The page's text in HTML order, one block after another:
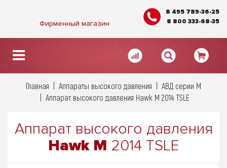
Фирменный магазин
8 495 789-36-25
8 800 333-68-35
Главная Аппараты высокого давления
АВД серии М
Аппарат высокого давления Hawk M 2014 TSLE
Аппарат высокого давления
Hawk M 2014 TSLE